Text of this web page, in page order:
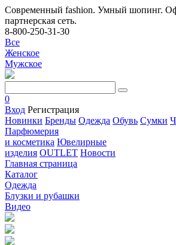
Современный fashion. Умный шопинг.
партнерская сеть.
8-800-250-31-30
Все
Женское
Мужское
0
Вход Регистрация
Новинки Бренды Одежда Обувь Сумки
Парфюмерия
и косметика Ювелирные
изделия OUTLET Новости
Главная страница
Каталог
Одежда
Блузки и рубашки
Видео